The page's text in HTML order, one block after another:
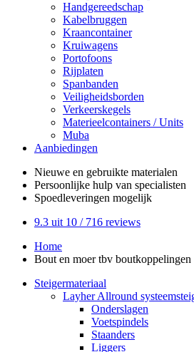
Handgereedschap
Kabelbruggen
Kraancontainer
Kruiwagens
Portofoons
Rijplaten
Spanbanden
Veiligheidsborden
Verkeerskegels
Materieelcontainers / Units
Muba
Aanbiedingen
Nieuwe en gebruikte materialen
Persoonlijke hulp van specialisten
Spoedleveringen mogelijk
9.3 uit 10 / 716 reviews
Home
Bout en moer tbv boutkoppelingen
Steigermateriaal
Layher Allround
Onderslagen
Voetspindels
Staanders
Liggers